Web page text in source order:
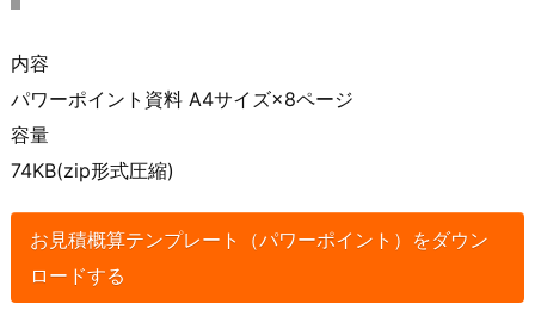
内容
パワーポイント資料 A4サイズ×8ページ
容量
74KB(zip形式圧縮)
お見積概算テンプレート（パワーポイント）をダウン
ロードする